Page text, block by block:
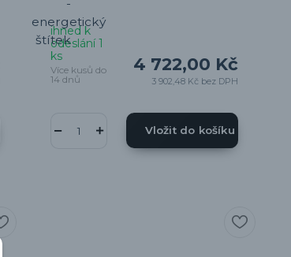
4 722,00 Kč
3 902,48 Kč bez DPH
ihned k
odeslání 1
ks
Více kusů do
14 dnů
Vložit do košíku